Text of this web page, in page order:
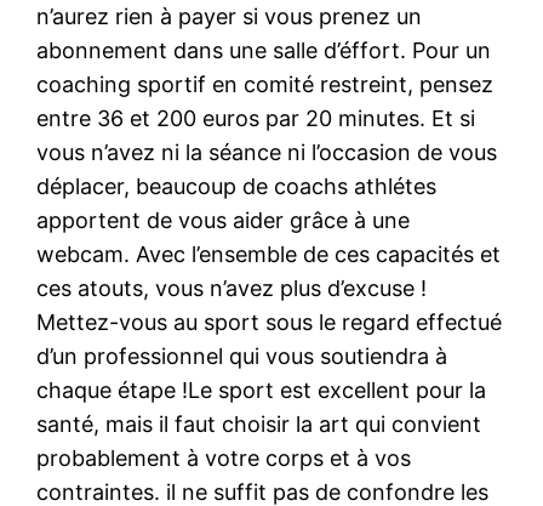
n’aurez rien à payer si vous prenez un
abonnement dans une salle d’éffort. Pour un
coaching sportif en comité restreint, pensez
entre 36 et 200 euros par 20 minutes. Et si
vous n’avez ni la séance ni l’occasion de vous
déplacer, beaucoup de coachs athlétes
apportent de vous aider grâce à une
webcam. Avec l’ensemble de ces capacités et
ces atouts, vous n’avez plus d’excuse !
Mettez-vous au sport sous le regard effectué
d’un professionnel qui vous soutiendra à
chaque étape !Le sport est excellent pour la
santé, mais il faut choisir la art qui convient
probablement à votre corps et à vos
contraintes. il ne suffit pas de confondre les